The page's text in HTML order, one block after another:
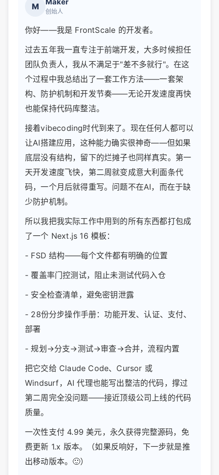
M
创始人
你好——我是 FrontScale 的开发者。
过去五年我一直专注于前端开发，大多时候担任
团队负责人，我从不满足于"差不多就行"。在这
个过程中我总结出了一套工作方法——一套架
构、防护机制和开发节奏——无论开发速度再快
也能保持代码库整洁。
接着vibecoding时代到来了。现在任何人都可以
让AI搭建应用，这种能力确实很神奇——但如果
底层没有结构，留下的烂摊子也同样真实。第一
天开发速度飞快，第二周就变成意大利面条代
码，一个月后就得重写。问题不在AI，而在于缺
少防护机制。
所以我把我实际工作中用到的所有东西都打包成
了一个 Next.js 16 模板：
- FSD 结构——每个文件都有明确的位置
- 覆盖率门控测试，阻止未测试代码入仓
- 安全检查清单，避免密钥泄露
- 28份分步操作手册：功能开发、认证、支付、
部署
- 规划→分支→测试→审查→合并，流程内置
把它交给 Claude Code、Cursor 或
Windsurf，AI 代理也能写出整洁的代码，撑过
第二周完全没问题——接近顶级公司上线的代码
质量。
一次性支付 4.99 美元，永久获得完整源码，免
费更新 1.x 版本。（如果反响好，下一步就是推
出移动版本。🙂）